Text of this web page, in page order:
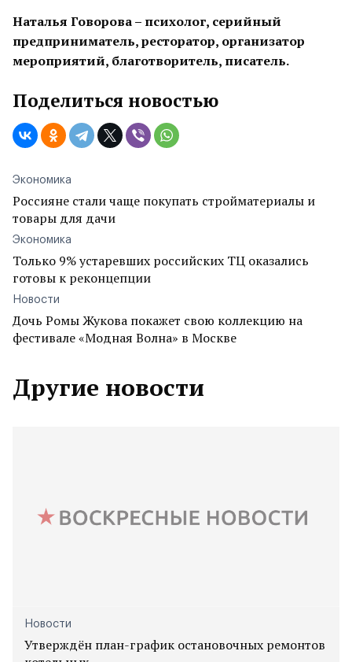
Наталья Говорова – психолог, серийный
предприниматель, ресторатор, организатор
мероприятий, благотворитель, писатель.
Поделиться новостью
Экономика
Россияне стали чаще покупать стройматериалы и
товары для дачи
Экономика
Только 9% устаревших российских ТЦ оказались
готовы к реконцепции
Новости
Дочь Ромы Жукова покажет свою коллекцию на
фестивале «Модная Волна» в Москве
Другие новости
Новости
Утверждён план-график остановочных ремонтов